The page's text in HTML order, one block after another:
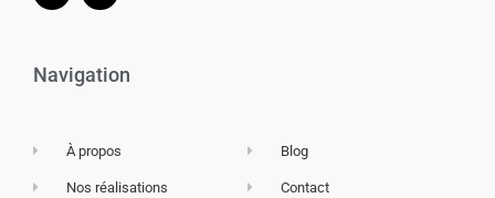
Navigation
À propos
Nos réalisations
Blog
Contact